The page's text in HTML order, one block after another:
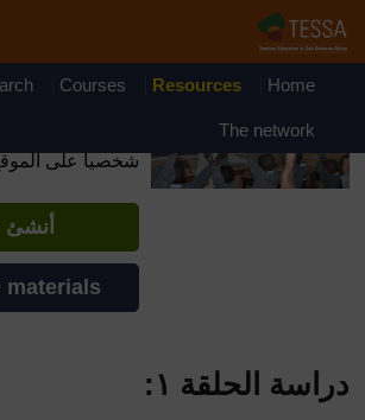
تجاوز إلى المحتوى الرئيسي
will be unavailable on Wednesday 12
8am to 10.30am (GMT) due to routine
Home
Resources
Courses
The network
شخصياً على
أنشئ
materials
دراسة الحلقة ١ :